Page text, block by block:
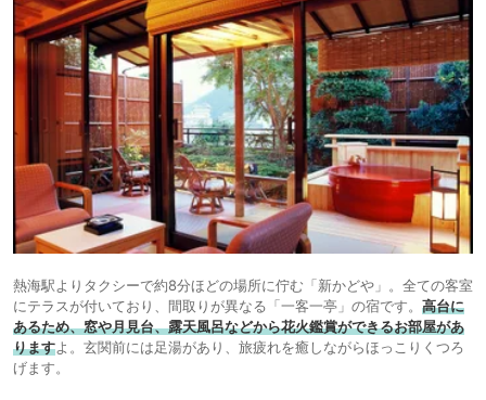
熱海駅よりタクシーで約8分ほどの場所に佇む「新かどや」。全ての客室
にテラスが付いており、間取りが異なる「一客一亭」の宿です。 高台に
あるため、窓や月見台、露天風呂などから花火鑑賞ができるお部屋があ
りますよ。玄関前には足湯があり、旅疲れを癒しながらほっこりくつろ
げます。